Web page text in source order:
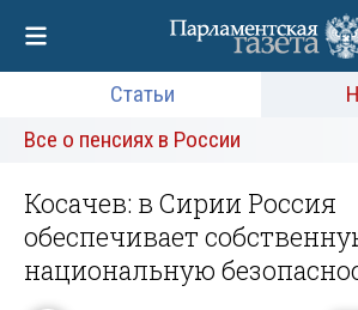
Статьи
Все о пенсиях в России
Косачев: в Сирии Россия
обеспечивает
национальную